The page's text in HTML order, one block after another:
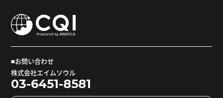
■お問い合わせ
株式会社エイムソウル
03-6451-8581